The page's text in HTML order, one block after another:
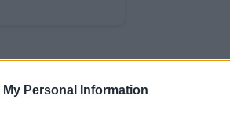
My Personal Information